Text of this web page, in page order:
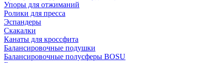
Упоры для отжиманий
Ролики для пресса
Эспандеры
Скакалки
Канаты для кроссфита
Балансировочные подушки
Балансировочные полусферы BOSU